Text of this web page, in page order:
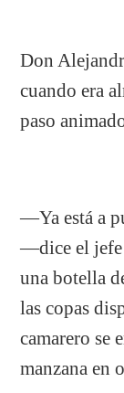
Don
cuando era
paso
—Ya está a
—dice el jefe
una botella
las copas
camarero se
manzana en